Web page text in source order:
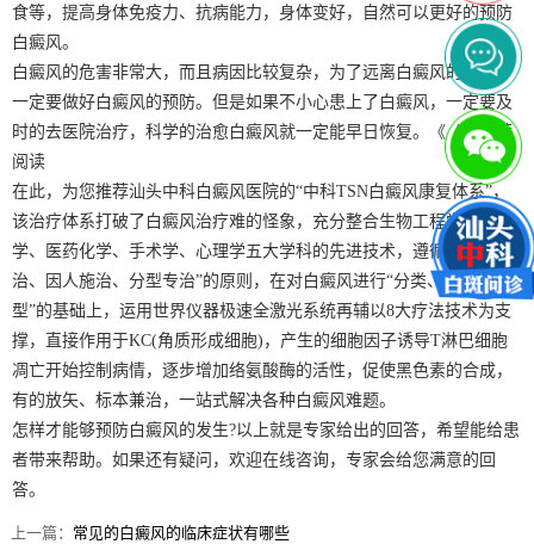
食等，提高身体免疫力、抗病能力，身体变好，自然可以更好的预防
白癜风。
白癜风的危害非常大，而且病因比较复杂，为了远离白癜风的伤害，
一定要做好白癜风的预防。但是如果不小心患上了白癜风，一定要及
时的去医院治疗，科学的治愈白癜风就一定能早日恢复。《《《推荐
阅读
在此，为您推荐汕头中科白癜风医院的“中科TSN白癜风康复体系”，
该治疗体系打破了白癜风治疗难的怪象，充分整合生物工程学、物理
学、医药化学、手术学、心理学五大学科的先进技术，遵循“辨证施
治、因人施治、分型专治”的原则，在对白癜风进行“分类、分期、分
型”的基础上，运用世界仪器极速全激光系统再辅以8大疗法技术为支
撑，直接作用于KC(角质形成细胞)，产生的细胞因子诱导T淋巴细胞
凋亡开始控制病情，逐步增加络氨酸酶的活性，促使黑色素的合成，
有的放矢、标本兼治，一站式解决各种白癜风难题。
怎样才能够预防白癜风的发生?以上就是专家给出的回答，希望能给患
者带来帮助。如果还有疑问，欢迎在线咨询，专家会给您满意的回
答。
上一篇： 常见的白癜风的临床症状有哪些